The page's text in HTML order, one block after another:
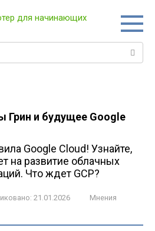
Грин и будущее Google
Google Cloud! Узнайте,
на развитие облачных
Что ждет GCP?
21.01.2026
Мнения